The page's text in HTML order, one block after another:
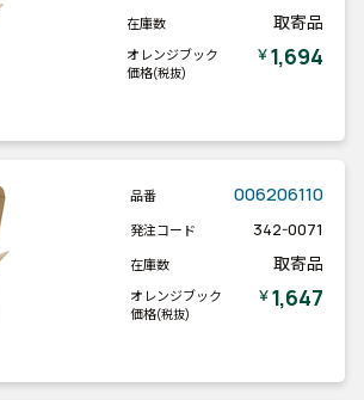
在庫数 取寄品
オレンジブック
価格(税抜)
￥1,694
品番 006206110
発注コード 342-0071
在庫数 取寄品
オレンジブック
価格(税抜)
￥1,647